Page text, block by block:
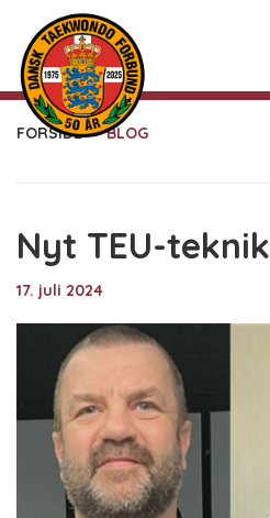
FORSIDE BLOG
Nyt TEU-teknik
17. juli 2024